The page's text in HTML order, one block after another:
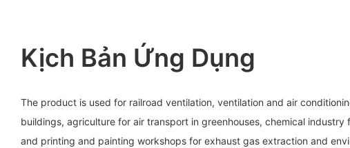
Kịch Bản Ứng Dụng
The product is used for railroad ventilation, ventilation and air
buildings, agriculture for air transport in greenhouses, chemical industry
and printing and painting workshops for exhaust gas extraction and